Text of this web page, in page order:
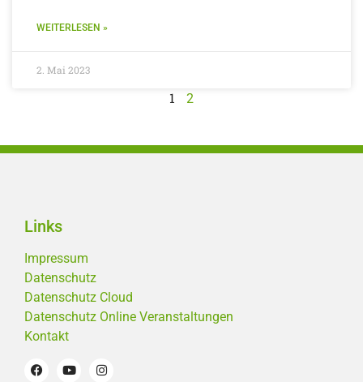
WEITERLESEN »
2. Mai 2023
1 2
Links
Impressum
Datenschutz
Datenschutz Cloud
Datenschutz Online Veranstaltungen
Kontakt